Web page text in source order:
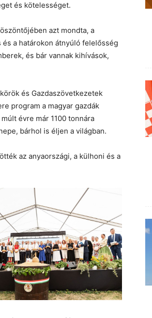
és kötelességet.
azt mondta, a
a határokon átnyúló felelősség
és bár vannak kihívások,
és Gazdaszövetkezetek
program a magyar gazdák
évre már 1100 tonnára
bárhol is éljen a világban.
az anyaországi, a külhoni és a